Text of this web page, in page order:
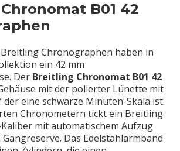
B01 42
Chronographen haben in
ein 42 mm
Der Breitling Chronomat B01 42
mit der polierter Lünette mit
eine schwarze Minuten-Skala ist.
Chronometern tickt ein Breitling
mit automatischem Aufzug
Das Edelstahlarmband